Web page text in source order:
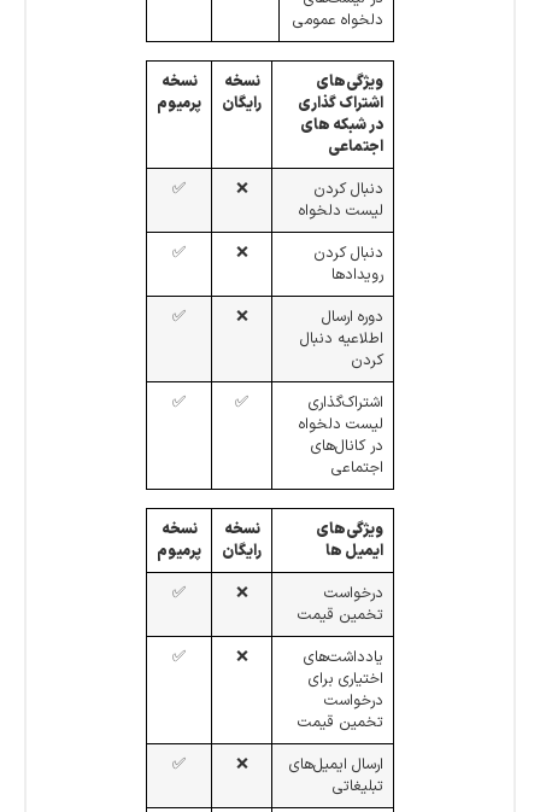
دلخواه عمومی
ویژگی‌های
اشتراک گذاری
در شبکه های
اجتماعی
نسخه
رایگان
نسخه
پرمیوم
دنبال کردن
لیست دلخواه
❌
✅
دنبال کردن
رویدادها
❌
✅
دوره ارسال
اطلاعیه دنبال
کردن
❌
✅
اشتراک‌گذاری
لیست دلخواه
در کانال‌های
اجتماعی
✅
✅
ویژگی‌های
ایمیل ها
نسخه
رایگان
نسخه
پرمیوم
درخواست
تخمین قیمت
❌
✅
یادداشت‌های
اختیاری برای
درخواست
تخمین قیمت
❌
✅
ارسال ایمیل‌های
تبلیغاتی
❌
✅